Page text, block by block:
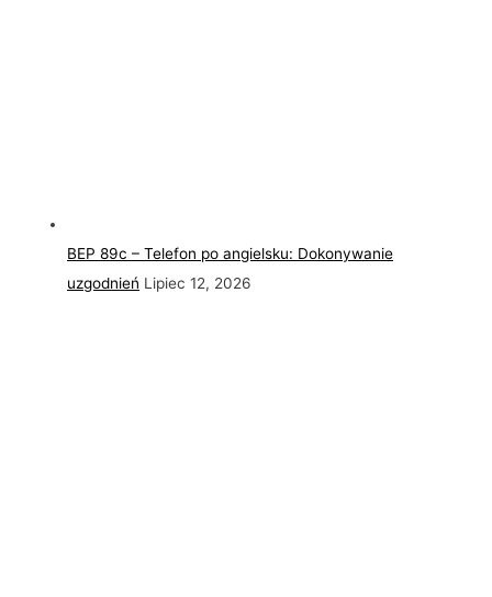
BEP 89c – Telefon po angielsku: Dokonywanie
uzgodnień Lipiec 12, 2026